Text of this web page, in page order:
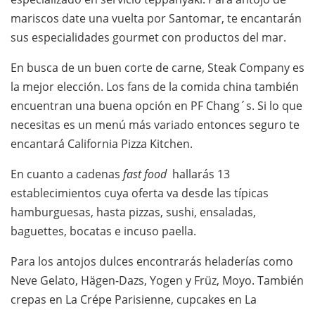
mariscos date una vuelta por Santomar, te encantarán
sus especialidades gourmet con productos del mar.
En busca de un buen corte de carne, Steak Company es
la mejor elección. Los fans de la comida china también
encuentran una buena opción en PF Chang´s. Si lo que
necesitas es un menú más variado entonces seguro te
encantará California Pizza Kitchen.
En cuanto a cadenas fast foodhallarás 13
establecimientos cuya oferta va desde las típicas
hamburguesas, hasta pizzas, sushi, ensaladas,
baguettes, bocatas e incuso paella.
Para los antojos dulces encontrarás heladerías como
Neve Gelato, Hägen-Dazs, Yogen y Früz, Moyo. También
crepas en La Crépe Parisienne, cupcakes en La